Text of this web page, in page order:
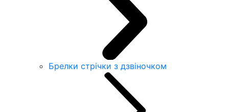
Брелки стрічки з дзвіночком